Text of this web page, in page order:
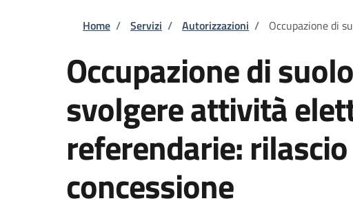
Briciole di pane
Home / Servizi / Autorizzazioni / Occupazione di
Occupazione di
svolgere attività
referendarie:
concessione